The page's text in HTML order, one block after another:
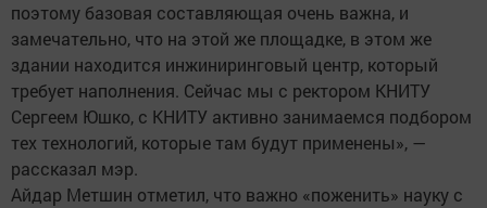
поэтому базовая составляющая очень важна, и
замечательно, что на этой же площадке, в этом же
здании находится инжиниринговый центр, который
требует наполнения. Сейчас мы с ректором КНИТУ
Сергеем Юшко, с КНИТУ активно занимаемся подбором
тех технологий, которые там будут применены», —
рассказал мэр.
Айдар Метшин отметил, что важно «поженить» науку с